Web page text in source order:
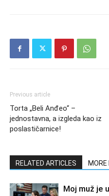
Previous article
Torta „Beli Anđeo“ –
jednostavna, a izgleda kao iz
poslastičarnice!
RELATED ARTICLES
Moj muž je